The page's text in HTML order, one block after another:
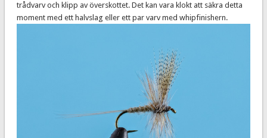
trådvarv och klipp av överskottet. Det kan vara klokt att säkra detta
moment med ett halvslag eller ett par varv med whipfinishern.